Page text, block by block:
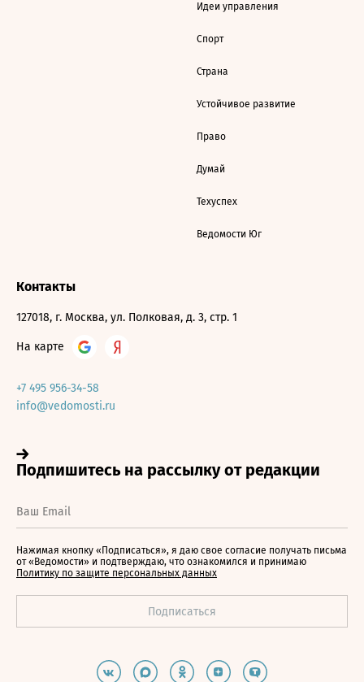
Идеи управления
Спорт
Страна
Устойчивое развитие
Право
Думай
Техуспех
Ведомости Юг
Контакты
127018, г. Москва, ул. Полковая, д. 3, стр. 1
На карте
+7 495 956-34-58
info@vedomosti.ru
Нажимая кнопку «Подписаться», я даю свое согласие получать письма
от «Ведомости» и подтверждаю, что ознакомился и принимаю
Политику по защите персональных данных